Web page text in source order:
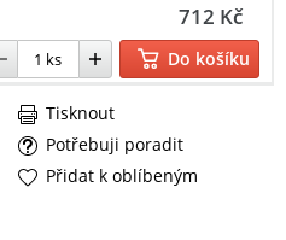
712 Kč
Do košíku
Potřebuji poradit
Tisknout
Přidat k oblíbeným